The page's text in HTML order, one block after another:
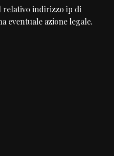
relativo indirizzo ip di
eventuale azione legale.